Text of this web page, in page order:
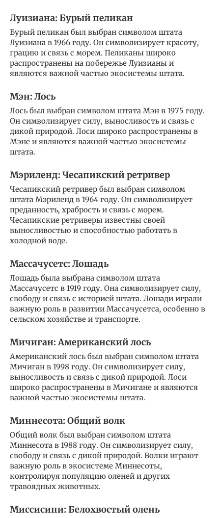
Луизиана: Бурый пеликан
Бурый пеликан был выбран символом штата
Луизиана в 1966 году. Он символизирует красоту,
грацию и связь с морем. Пеликаны широко
распространены на побережье Луизианы и
являются важной частью экосистемы штата.
Мэн: Лось
Лось был выбран символом штата Мэн в 1975 году.
Он символизирует силу, выносливость и связь с
дикой природой. Лоси широко распространены в
Мэне и являются важной частью экосистемы
штата.
Мэриленд: Чесапикский ретривер
Чесапикский ретривер был выбран символом
штата Мэриленд в 1964 году. Он символизирует
преданность, храбрость и связь с морем.
Чесапикские ретриверы известны своей
выносливостью и способностью работать в
холодной воде.
Массачусетс: Лошадь
Лошадь была выбрана символом штата
Массачусетс в 1919 году. Она символизирует силу,
свободу и связь с историей штата. Лошади играли
важную роль в развитии Массачусетса, особенно в
сельском хозяйстве и транспорте.
Мичиган: Американский лось
Американский лось был выбран символом штата
Мичиган в 1998 году. Он символизирует силу,
выносливость и связь с дикой природой. Лоси
широко распространены в Мичигане и являются
важной частью экосистемы штата.
Миннесота: Общий волк
Общий волк был выбран символом штата
Миннесота в 1988 году. Он символизирует силу,
свободу и связь с дикой природой. Волки играют
важную роль в экосистеме Миннесоты,
контролируя популяцию оленей и других
травоядных животных.
Миссисипи: Белохвостый олень